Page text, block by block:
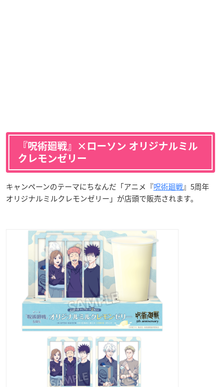
『呪術廻戦』×ローソン オリジナルミル
クレモンゼリー
キャンペーンのテーマにちなんだ「アニメ『呪術廻戦』5周年
オリジナルミルクレモンゼリー」が店頭で販売されます。